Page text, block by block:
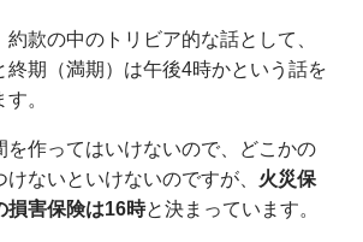
款の中のトリビア的な話として、
終期（満期）は午後4時かという話を
。
を作ってはいけないので、どこかの
ないといけないのですが、 火災保
損害保険は16時と決まっています。